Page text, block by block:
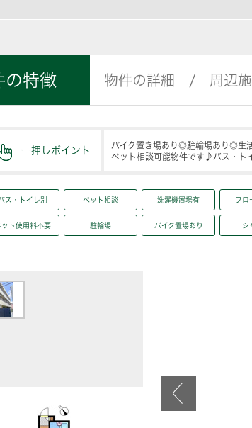
の特徴 物件の詳細 周辺
一押しポイント
バイク置き場あり◎駐輪場あり◎生
ペット相談可能物件です♪バス・ト
ス・トイレ別 ペット相談 洗濯機置場有 フロ
ット使用料不要 駐輪場 バイク置場あり シ